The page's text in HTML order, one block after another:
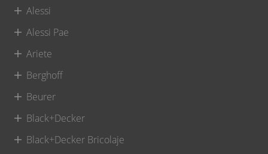
Alessi
Alessi Pae
Ariete
Berghoff
Beurer
Black+Decker
Black+Decker Bricolaje